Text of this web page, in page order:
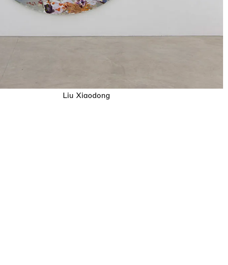
Liu Xiaodong